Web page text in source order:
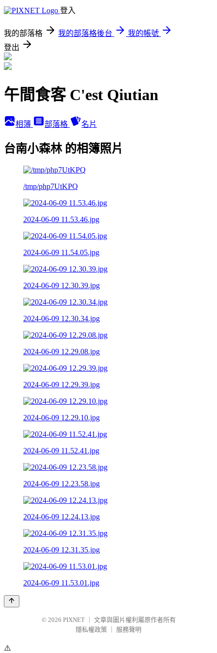
登入
我的部落格 我的部落格後台
我的帳號
登出
午間食客 C'est Qiutian
相簿 部落格 名片
台南小森林 的相簿照片
/tmp/php7UtKPQ
2024-06-09 11.53.46.jpg
2024-06-09 11.54.05.jpg
2024-06-09 12.30.39.jpg
2024-06-09 12.30.34.jpg
2024-06-09 12.29.08.jpg
2024-06-09 12.29.39.jpg
2024-06-09 12.29.10.jpg
2024-06-09 11.52.41.jpg
2024-06-09 12.23.58.jpg
2024-06-09 12.24.13.jpg
2024-06-09 12.31.35.jpg
2024-06-09 11.53.01.jpg
© 2026 PIXNET
文章與圖片權利屬原作者所有
隱私權政策
服務聲明
⚠️